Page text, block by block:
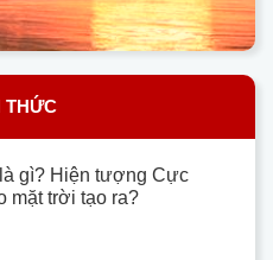
THỨC
gì? Hiện tượng Cực
mặt trời tạo ra?